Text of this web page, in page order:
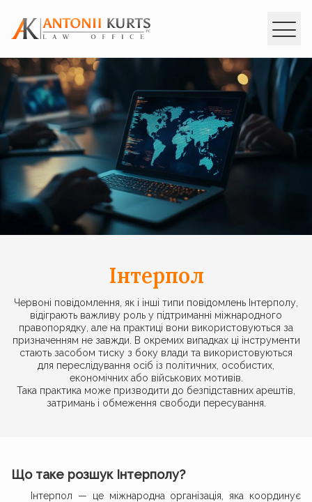
ГОЛОВНА
ІНТЕРПОЛ
ПОСЛУГИ
ЗАКОНОДАВСТВО
КОНСУЛЬТАЦІЇ
КОНТАКТИ
en
Інтерпол
Червоні повідомлення, як і інші типи повідомлень Інтерполу,
відіграють важливу роль у підтриманні міжнародного
правопорядку, але на практиці вони використовуються за
призначенням не завжди. В окремих випадках ці інструменти
стають засобом тиску з боку влади та використовуються
для переслідування осіб із політичних, особистих,
економічних або військових мотивів.
Така практика може призводити до безпідставних арештів,
затримань і обмеження свободи пересування.
Що таке розшук Інтерполу?
Інтерпол — це міжнародна організація, яка координує